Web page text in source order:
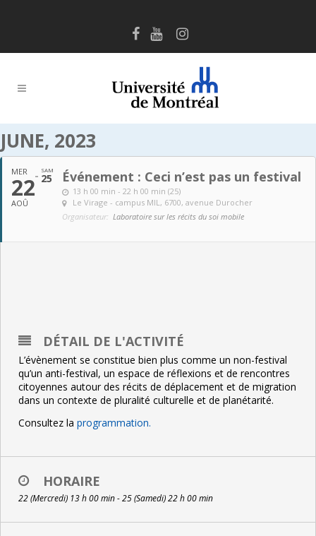
JUNE, 2023
MER
22
AOÛ
SAM
25 Événement : Ceci n’est pas un festival
13 h 00 min - 22 h 00 min (25)
Le Virage - campus MIL, 6700, avenue Durocher
Organisateur: Laboratoire sur les récits du soi mobile
DÉTAIL DE L'ACTIVITÉ
L’évènement se constitue bien plus comme un non-festival
qu’un anti-festival, un espace de réflexions et de rencontres
citoyennes autour des récits de déplacement et de migration
dans un contexte de pluralité culturelle et de planétarité.
Consultez la programmation.
HORAIRE
22 (Mercredi) 13 h 00 min - 25 (Samedi) 22 h 00 min